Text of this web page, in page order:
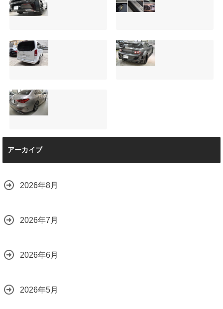
【施工事例】クラ
ウンクロスオーバ
ーの黒を輝かせ
と車内イルミネー
ション設置
2026.08.08
夏季休暇について
ご案内【2026年】
2026.08.05
サンルーフ付きベ
ンツVクラス
（V220d）にフリ
店で断られた悩み
をプロの技術で解
2026.08.04
は？
【施工事例】メル
セデス・ベンツ
C220d｜3層セラ
取り”「ミックスコ
ート」と弱点克服
2026.07.28
アーカイブ
2026年8月
2026年7月
2026年6月
2026年5月